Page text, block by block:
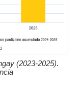
(2023-2025).